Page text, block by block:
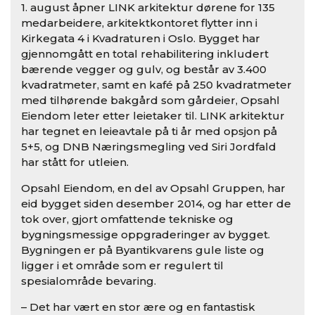
1. august åpner LINK arkitektur dørene for 135
medarbeidere, arkitektkontoret flytter inn i
Kirkegata 4 i Kvadraturen i Oslo. Bygget har
gjennomgått en total rehabilitering inkludert
bærende vegger og gulv, og består av 3.400
kvadratmeter, samt en kafé på 250 kvadratmeter
med tilhørende bakgård som gårdeier, Opsahl
Eiendom leter etter leietaker til. LINK arkitektur
har tegnet en leieavtale på ti år med opsjon på
5+5, og DNB Næringsmegling ved Siri Jordfald
har stått for utleien.
Opsahl Eiendom, en del av Opsahl Gruppen, har
eid bygget siden desember 2014, og har etter de
tok over, gjort omfattende tekniske og
bygningsmessige oppgraderinger av bygget.
Bygningen er på Byantikvarens gule liste og
ligger i et område som er regulert til
spesialområde bevaring.
– Det har vært en stor ære og en fantastisk